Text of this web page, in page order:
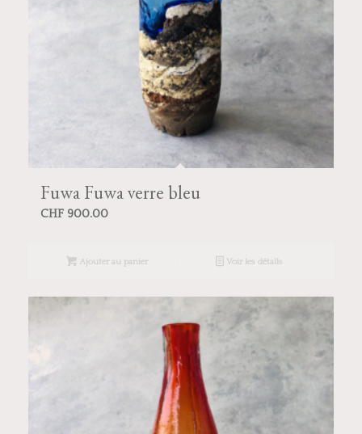
Fuwa Fuwa verre bleu
CHF900.00
Ajouter au panier Voir les détails